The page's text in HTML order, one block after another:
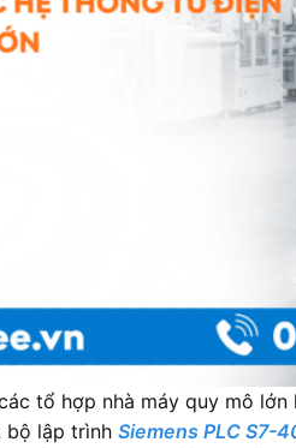
tổ hợp nhà máy quy mô
bộ lập trình Siemens PLC S7-